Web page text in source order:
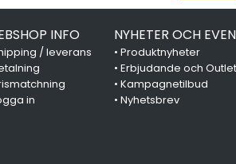
INFO
/ leverans
in
NYHETER OCH
• Produktnyheter
• Erbjudande och Outlet
• Kampagnetilbud
• Nyhetsbrev